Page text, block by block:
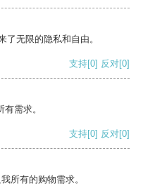
无限的隐私和自由。
支持[0] 反对[0]
需求。
支持[0] 反对[0]
所有的购物需求。